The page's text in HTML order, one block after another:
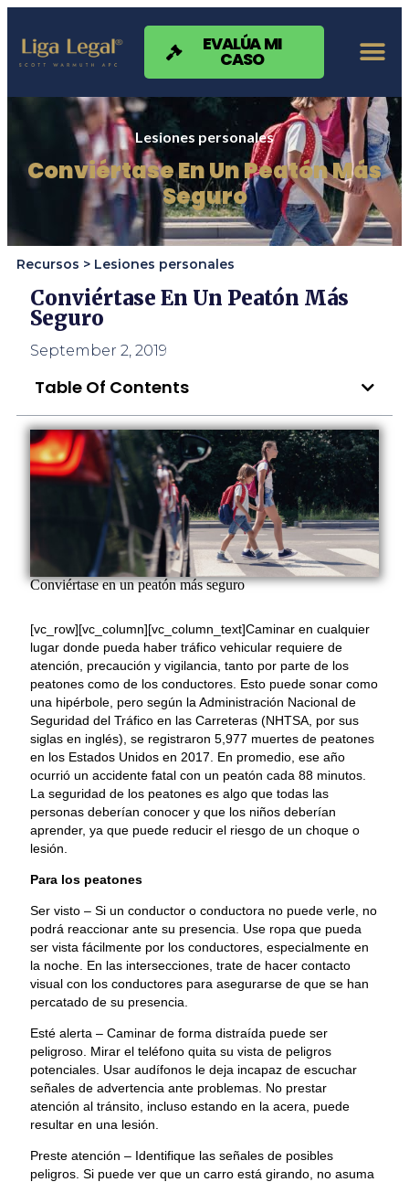
Nota:
sitio
web
accesibilidad.
EVALÚA MI
CASO
Lesiones personales
Conviértase En Un Peatón Más
Seguro
Recursos > Lesiones personales
Conviértase En Un Peatón Más
Seguro
September 2, 2019
Table Of Contents
Conviértase en un peatón más seguro
[vc_row][vc_column][vc_column_text]Caminar en cualquier
lugar donde pueda haber tráfico vehicular requiere de
atención, precaución y vigilancia, tanto por parte de los
peatones como de los conductores. Esto puede sonar como
una hipérbole, pero según la Administración Nacional de
Seguridad del Tráfico en las Carreteras​ (NHTSA, por sus
siglas en inglés), se registraron 5,977 muertes de peatones
en los Estados Unidos en 2017. En promedio, ese año
ocurrió un accidente fatal con un peatón cada 88 minutos.
La seguridad de los peatones es algo que todas las
personas deberían conocer y que los niños deberían
aprender, ya que puede reducir el riesgo de un choque o
lesión.
Para los peatones
Ser visto – Si un conductor o conductora no puede verle, no
podrá reaccionar ante su presencia. Use ropa que pueda
ser vista fácilmente por los conductores, especialmente en
la noche. En las intersecciones, trate de hacer contacto
visual con los conductores para asegurarse de que se han
percatado de su presencia.
Esté alerta – Caminar de forma distraída puede ser
peligroso. Mirar el teléfono quita su vista de peligros
potenciales. Usar audífonos le deja incapaz de escuchar
señales de advertencia ante problemas. No prestar
atención al tránsito, incluso estando en la acera, puede
resultar en una lesión.
Preste atención – Identifique las señales de posibles
peligros. Si puede ver que un carro está girando, no asuma